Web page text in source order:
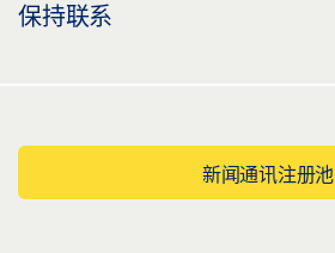
保持联系
新闻通讯注册池